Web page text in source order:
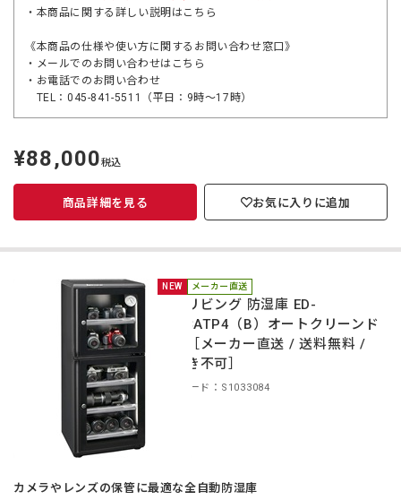
・本商品に関する詳しい説明はこちら
《本商品の仕様や使い方に関するお問い合わせ窓口》
・メールでのお問い合わせは こちら
・お電話でのお問い合わせ
TEL：045-841-5511（平日：9時～17時）
定
価
¥88,000税込
商品詳細を見る お気に入りに追加
NEW メーカー直送
東洋リビング 防湿庫 ED-
140CATP4（B）オートクリーンド
ライ［メーカー直送 / 送料無料 /
代引き不可］
商品コード：S1033084
カメラやレンズの保管に最適な全自動防湿庫